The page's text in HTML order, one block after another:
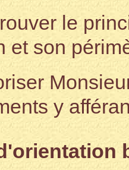
le
et son
y